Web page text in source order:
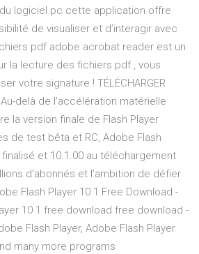
logiciel pc cette application offre
de visualiser et d’interagir avec
pdf adobe acrobat reader est un
la lecture des fichiers pdf , vous
votre signature ! TÉLÉCHARGER
Au-delà de l’accélération matérielle
la version finale de Flash Player
de test bêta et RC, Adobe Flash
et 10.1.00 au téléchargement
d’abonnés et l’ambition de défier
Flash Player 10 1 Free Download -
10 1 free download free download -
Flash Player, Adobe Flash Player
many more programs